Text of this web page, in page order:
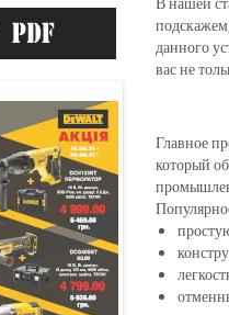
данного
вас не
Главное
который